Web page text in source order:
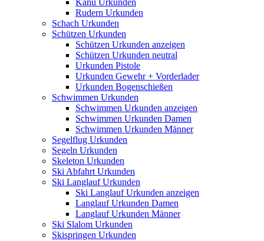
Rudern Urkunden
Schach Urkunden
Schützen Urkunden
Schützen Urkunden anzeigen
Schützen Urkunden neutral
Urkunden Pistole
Urkunden Gewehr + Vorderlader
Urkunden Bogenschießen
Schwimmen Urkunden
Schwimmen Urkunden anzeigen
Schwimmen Urkunden Damen
Schwimmen Urkunden Männer
Segelflug Urkunden
Segeln Urkunden
Skeleton Urkunden
Ski Abfahrt Urkunden
Ski Langlauf Urkunden
Ski Langlauf Urkunden anzeigen
Langlauf Urkunden Damen
Langlauf Urkunden Männer
Ski Slalom Urkunden
Skispringen Urkunden